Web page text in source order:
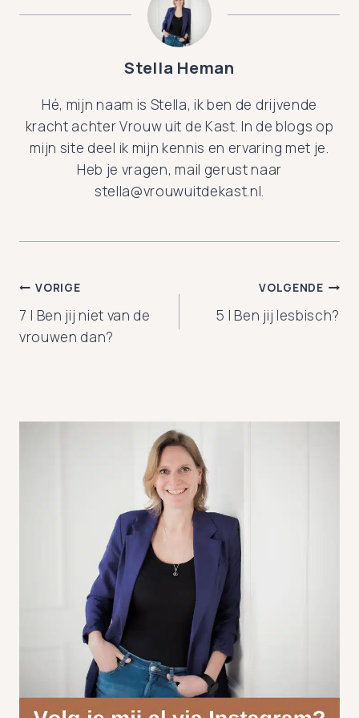
Stella Heman
Hé, mijn naam is Stella, ik ben de drijvende
kracht achter Vrouw uit de Kast. In de blogs op
mijn site deel ik mijn kennis en ervaring met je.
Heb je vragen, mail gerust naar
stella@vrouwuitdekast.nl.
Bericht
navigatie
VORIGE
7 | Ben jij niet van de
vrouwen dan?
VOLGENDE
5 | Ben jij lesbisch?